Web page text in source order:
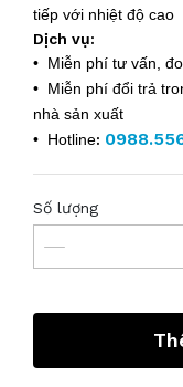
tiếp với nhiệt độ cao
Dịch vụ:
• Miễn phí tư vấn,
• Miễn phí đổi trả
nhà sản xuất
• Hotline:
Số lượng